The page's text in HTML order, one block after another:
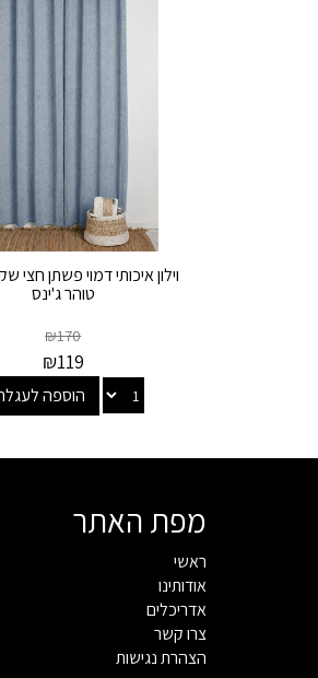
וילון איכותי דמוי פשתן חצי
טוהר ג'ינס
₪170
₪119
הוספה
מפת האתר
ראשי
אודותינו
אדריכלים
צרו קשר
הצהרת נגישות